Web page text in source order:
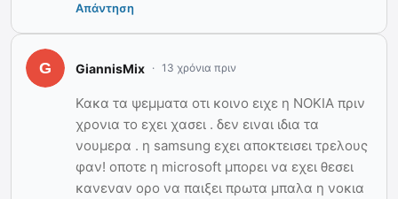
Απάντηση
GiannisMix 13 χρόνια πριν
Κακα τα ψεμματα οτι κοινο ειχε η ΝΟΚΙΑ πριν
χρονια το εχει χασει . δεν ειναι ιδια τα
νουμερα . η samsung εχει αποκτεισει τρελους
φαν! οποτε η microsoft μπορει να εχει θεσει
κανεναν ορο να παιξει πρωτα μπαλα η νοκια